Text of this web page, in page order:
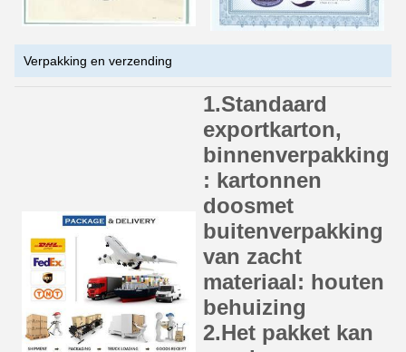
Verpakking en verzending
1.Standaard
exportkarton,
binnenverpakking
: kartonnen
doosmet
buitenverpakking
van zacht
materiaal: houten
behuizing
2.Het pakket kan